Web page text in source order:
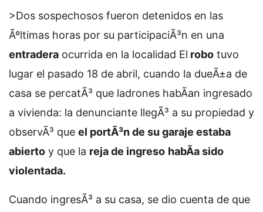
>Dos sospechosos fueron detenidos en las
Ãºltimas horas por su participaciÃ³n en una
entradera ocurrida en la localidad El robo tuvo
lugar el pasado 18 de abril, cuando la dueÃ±a de
casa se percatÃ³ que ladrones habÃ­an ingresado
a vivienda: la denunciante llegÃ³ a su propiedad y
observÃ³ que el portÃ³n de su garaje estaba
abierto y que la reja de ingreso habÃ­a sido
violentada.
Cuando ingresÃ³ a su casa, se dio cuenta de que